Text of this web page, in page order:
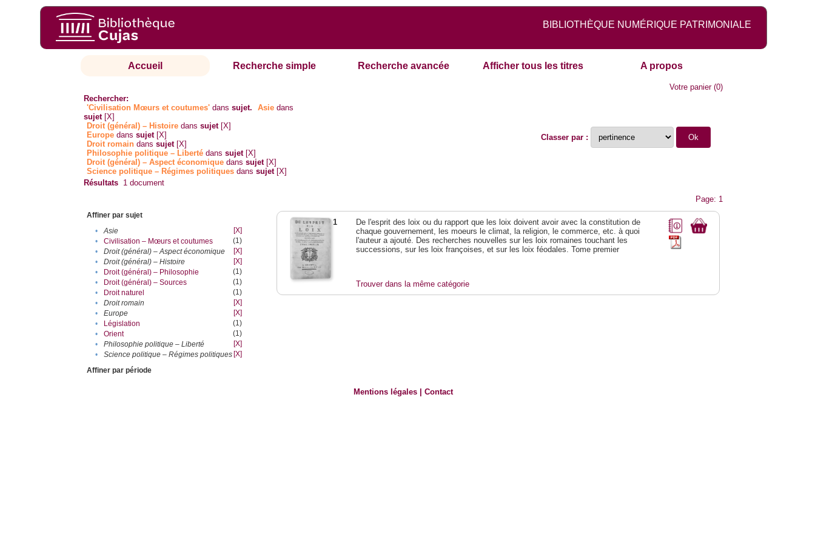
BIBLIOTHÈQUE NUMÉRIQUE PATRIMONIALE
Accueil Recherche simple Recherche avancée Afficher tous les titres A propos
Votre panier(0)
Rechercher:
'Civilisation Mœurs et coutumes' danssujet. Asie dans
sujet [X]
Droit (général) – Histoire danssujet [X]
Europe danssujet [X]
Droit romain danssujet [X]
Philosophie politique – Liberté danssujet [X]
Droit (général) – Aspect économique danssujet [X]
Science politique – Régimes politiques danssujet [X]
Classer par :
Résultats 1 document
Page: 1
Affiner par sujet
•
Asie
[X]
•
Civilisation – Mœurs et coutumes
(1)
•
Droit (général) – Aspect économique
[X]
•
Droit (général) – Histoire
[X]
•
Droit (général) – Philosophie
(1)
•
Droit (général) – Sources
(1)
•
Droit naturel
(1)
•
Droit romain
[X]
•
Europe
[X]
•
Législation
(1)
•
Orient
(1)
•
Philosophie politique – Liberté
[X]
•
Science politique – Régimes politiques [X]
Affiner par période
1
De l'esprit des loix ou du rapport que les loix doivent avoir avec la constitution de
chaque gouvernement, les moeurs le climat, la religion, le commerce, etc. à quoi
l'auteur a ajouté. Des recherches nouvelles sur les loix romaines touchant les
successions, sur les loix françoises, et sur les loix féodales. Tome premier
Trouver dans la même catégorie
Mentions légales |Contact